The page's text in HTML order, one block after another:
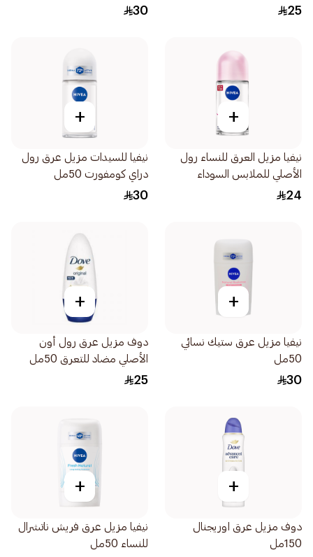
أكتيف 50مل
25
للنساء 150مل
30
+
نيفيا مزيل العرق للنساء رول
الأصلي للملابس السوداء
والبيضاء 50مل
24
+
نيفيا للسيدات مزيل عرق رول
دراي كومفورت 50مل
30
+
نيفيا مزيل عرق ستيك نسائي
50مل
30
+
دوف مزيل عرق رول أون
الأصلي مضاد للتعرق 50مل
25
+
دوف مزيل عرق اوريجنال
150مل
+
نيفيا مزيل عرق فريش ناتشرال
للنساء 50مل